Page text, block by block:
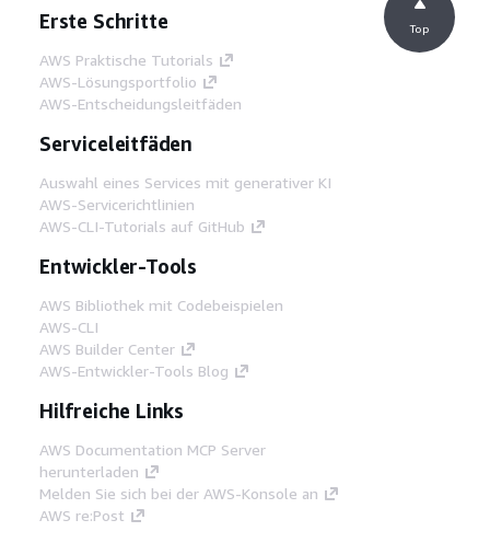
Erste Schritte
AWS Praktische Tutorials
AWS-Lösungsportfolio
AWS-Entscheidungsleitfäden
Serviceleitfäden
Auswahl eines Services mit generativer KI
AWS-Servicerichtlinien
AWS-CLI-Tutorials auf GitHub
Entwickler-Tools
AWS Bibliothek mit Codebeispielen
AWS-CLI
AWS Builder Center
AWS-Entwickler-Tools Blog
Hilfreiche Links
AWS Documentation MCP Server
herunterladen
Melden Sie sich bei der AWS-Konsole an
AWS re:Post
Top